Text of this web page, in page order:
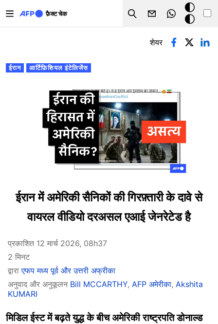
फ़ैक्ट चेक
Search
डार्क
मोड
प्राथमिक टैब्स
ईरान आर्टिफ़िशियल इंटेलिजेंस
शेयर
ईरान में अमेरिकी सैनिकों की गिरफ़्तारी के दावे से
वायरल वीडियो दरअसल एआई जेनरेटेड है
प्रकाशित 12 मार्च 2026, 08h37
2 मिनट
द्वाराएफप मध्य पूर्व और उत्तरी अफ्रीका
अनुवाद और अनुकूलन Bill MCCARTHY, AFP अमेरीका, Akshita
KUMARI
मिडिल ईस्ट में बढ़ते युद्ध के बीच अमेरिकी राष्ट्रपति डोनाल्ड